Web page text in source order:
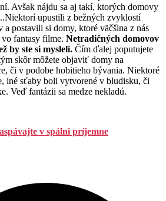
Avšak nájdu sa aj takí, ktorých domovy
upustili z bežných zvyklostí
a postavili si domy, ktoré väčšina z nás
fantasy filme. Netradičných domovov
by ste si mysleli. Čím ďalej poputujete
skôr môžete objaviť domy na
či v podobe hobitieho bývania. Niektoré
iné sťaby boli vytvorené v bludisku, či
Veď fantázii sa medze nekladú.
v spálni príjemne